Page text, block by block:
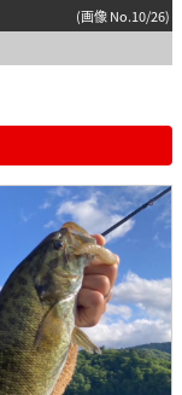
(画像 No.10/26)